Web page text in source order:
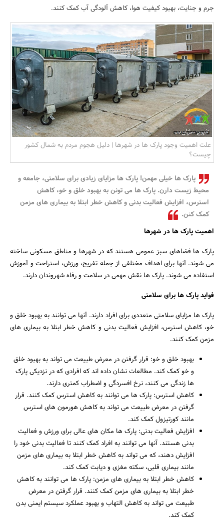
مسکن و ساختمان
جستجو
جرم و جنایت، بهبود کیفیت هوا، کاهش آلودگی آب کمک کنند.
علت اهمیت وجود پارک ها در شهرها | دلیل هجوم مردم به شمال کشور
چیست؟
پارک ها خیلی مهمن! پارک ها مزایای زیادی برای سلامتی، جامعه و
محیط زیست دارن. پارک ها می تونن به بهبود خلق و خو، کاهش
استرس، افزایش فعالیت بدنی و کاهش خطر ابتلا به بیماری های مزمن
کمک کنن.
اهمیت پارک ها در شهرها
پارک ها فضاهای سبز عمومی هستند که در شهرها و مناطق مسکونی ساخته
می شوند. آنها برای اهداف مختلفی از جمله تفریح، ورزش، استراحت و آموزش
استفاده می شوند. پارک ها نقش مهمی در سلامت و رفاه شهروندان دارند.
فواید پارک ها برای سلامتی
پارک ها مزایای سلامتی متعددی برای افراد دارند. آنها می توانند به بهبود خلق و
خو، کاهش استرس، افزایش فعالیت بدنی و کاهش خطر ابتلا به بیماری های
مزمن کمک کنند.
بهبود خلق و خو: قرار گرفتن در معرض طبیعت می تواند به بهبود خلق
و خو کمک کند. مطالعات نشان داده اند که افرادی که در نزدیکی پارک
ها زندگی می کنند، نرخ افسردگی و اضطراب کمتری دارند.
کاهش استرس: پارک ها می توانند به کاهش استرس کمک کنند. قرار
گرفتن در معرض طبیعت می تواند به کاهش هورمون های استرس
مانند کورتیزول کمک کند.
افزایش فعالیت بدنی: پارک ها مکان های عالی برای ورزش و فعالیت
بدنی هستند. آنها می توانند به افراد کمک کنند تا فعالیت بدنی خود را
افزایش دهند، که می تواند به کاهش خطر ابتلا به بیماری های مزمن
مانند بیماری قلبی، سکته مغزی و دیابت کمک کند.
کاهش خطر ابتلا به بیماری های مزمن: پارک ها می توانند به کاهش
خطر ابتلا به بیماری های مزمن کمک کنند. قرار گرفتن در معرض
طبیعت می تواند به کاهش التهاب و بهبود عملکرد سیستم ایمنی بدن
کمک کند.